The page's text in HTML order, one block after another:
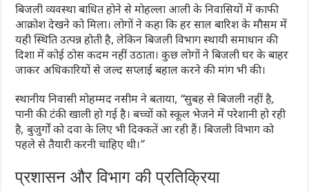
बिजली व्यवस्था बाधित होने से मोहल्ला आली के निवासियों में काफी
आक्रोश देखने को मिला। लोगों ने कहा कि हर साल बारिश के मौसम में
यही स्थिति उत्पन्न होती है, लेकिन बिजली विभाग स्थायी समाधान की
दिशा में कोई ठोस कदम नहीं उठाता। कुछ लोगों ने बिजली घर के बाहर
जाकर अधिकारियों से जल्द सप्लाई बहाल करने की मांग भी की।
स्थानीय निवासी मोहम्मद नसीम ने बताया, “सुबह से बिजली नहीं है,
पानी की टंकी खाली हो गई है। बच्चों को स्कूल भेजने में परेशानी हो रही
है, बुजुर्गों को दवा के लिए भी दिक्कतें आ रही हैं। बिजली विभाग को
पहले से तैयारी करनी चाहिए थी।”
प्रशासन और विभाग की प्रतिक्रिया